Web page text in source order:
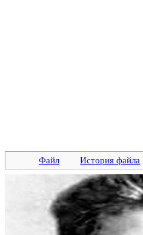
Файл История файла